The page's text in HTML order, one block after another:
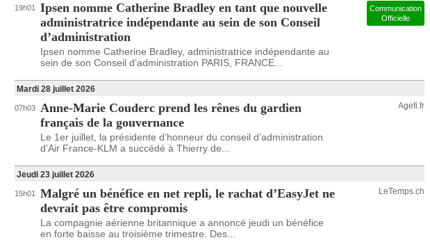
19h01
Ipsen nomme Catherine Bradley en tant que nouvelle
administratrice indépendante au sein de son Conseil
d’administration
Ipsen nomme Catherine Bradley, administratrice indépendante au
sein de son Conseil d’administration PARIS, FRANCE...
Communication
Officielle
Mardi 28 juillet 2026
07h03 Anne-Marie Couderc prend les rênes du gardien
français de la gouvernance
Le 1er juillet, la présidente d’honneur du conseil d’administration
d’Air France-KLM a succédé à Thierry de...
Agefi.fr
Jeudi 23 juillet 2026
15h01
Malgré un bénéfice en net repli, le rachat d’EasyJet ne
devrait pas être compromis
La compagnie aérienne britannique a annoncé jeudi un bénéfice
en forte baisse au troisième trimestre. Des...
LeTemps.ch